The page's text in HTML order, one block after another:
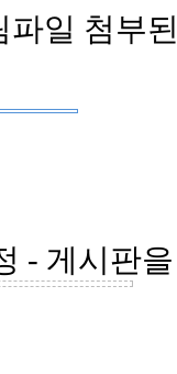
파일 첨부
- 게시판